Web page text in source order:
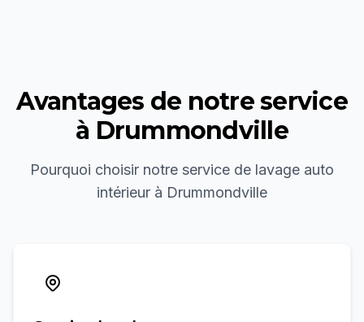
Avantages de notre service
à Drummondville
Pourquoi choisir notre service de lavage auto
intérieur à Drummondville